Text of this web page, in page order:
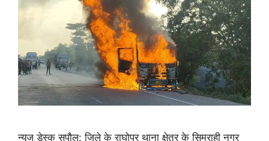
न्यूज डेस्क सुपौल: जिले के राघोपुर थाना क्षेत्र के सिमराही नगर